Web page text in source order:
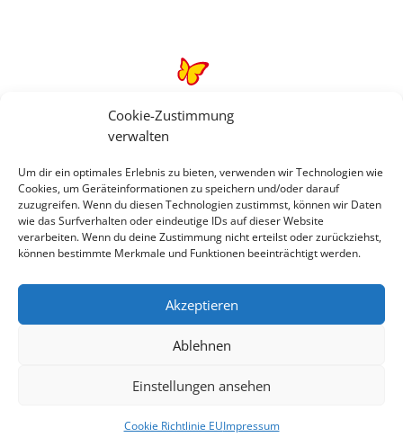
Cookie-Zustimmung
verwalten
Um dir ein optimales Erlebnis zu bieten, verwenden wir Technologien wie
Cookies, um Geräteinformationen zu speichern und/oder darauf
zuzugreifen. Wenn du diesen Technologien zustimmst, können wir Daten
wie das Surfverhalten oder eindeutige IDs auf dieser Website
verarbeiten. Wenn du deine Zustimmung nicht erteilst oder zurückziehst,
können bestimmte Merkmale und Funktionen beeinträchtigt werden.
Akzeptieren
Ablehnen
Einstellungen ansehen
Cookie Richtlinie EUImpressum
Rechtliche Informationen
Impressum|Datenschutzerklärung |Online Check-
In|Service|Blacklisted Airlines|AGB|
Barrierefreiheitserklärung
©2026 • Schmetterling